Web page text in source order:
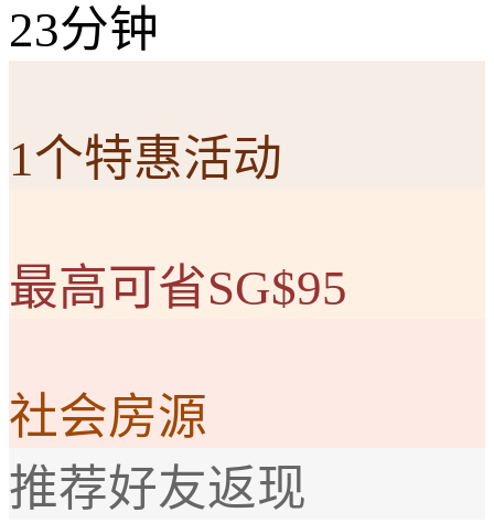
23分钟
1个特惠活动
最高可省SG$95
社会房源
推荐好友返现